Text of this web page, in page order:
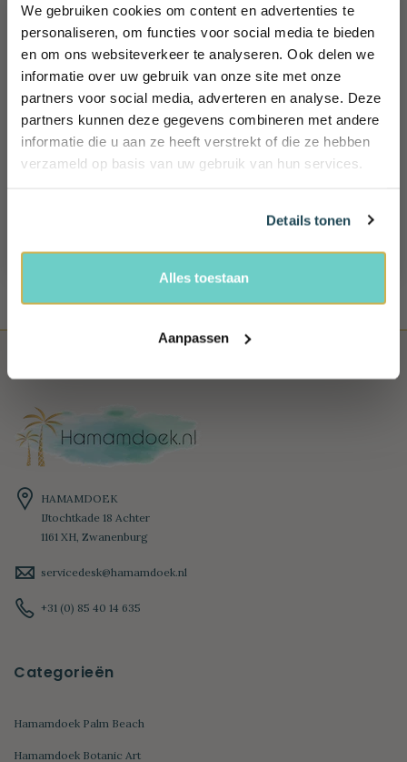
We gebruiken cookies om content en advertenties te
personaliseren, om functies voor social media te bieden
en om ons websiteverkeer te analyseren. Ook delen we
informatie over uw gebruik van onze site met onze
partners voor social media, adverteren en analyse. Deze
partners kunnen deze gegevens combineren met andere
informatie die u aan ze heeft verstrekt of die ze hebben
verzameld op basis van uw gebruik van hun services.
Details tonen
Alles toestaan
Aanpassen
KLANTENSERVICE
Wij helpen je graag!
Ma - Vr: 09.00 - 17.00
tel: +31 (0)85 - 4014635
100 DAGEN BEDENKTIJD
Retourneren mag binnen 100 dagen. Uiteraard mag je het
product niet hebben gebruikt
Bij ons betaal je veilig, snel en heel gemakkelijk
HAMAMDOEK
IJtochtkade 18 Achter
1161 XH, Zwanenburg
servicedesk@hamamdoek.nl
+31 (0) 85 40 14 635
Categorieën
Hamamdoek Palm Beach
Hamamdoek Botanic Art
Wil jij 10%
korting
ontvangen?
voordelen, (reis) tips én 10% korting!
Name